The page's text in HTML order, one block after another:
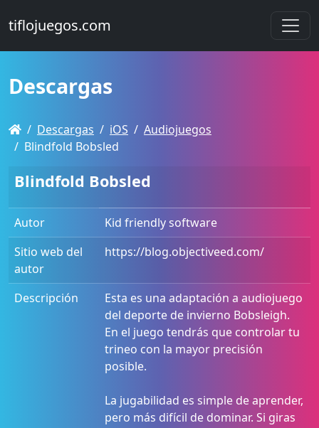
tiflojuegos.com
Descargas
Descargas iOS
Audiojuegos
Blindfold Bobsled
Blindfold Bobsled
Autor
Kid friendly software
Sitio web del
autor
https://blog.objectiveed.com/
Descripción
Esta es una adaptación a audiojuego
del deporte de invierno Bobsleigh.
En el juego tendrás que controlar tu
trineo con la mayor precisión
posible.
La jugabilidad es simple de aprender,
pero más difícil de dominar. Si giras